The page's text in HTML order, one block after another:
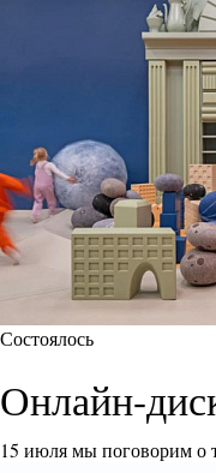
Состоялось
Онлайн-
15 июля мы поговорим о